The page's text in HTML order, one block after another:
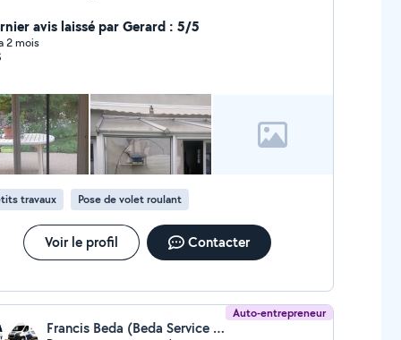
avis laissé par Gerard : 5/5
2 mois
travaux Pose de volet roulant
Voir le profil Contacter
Auto-entrepreneur
Francis Beda (Beda Service Déménagement)